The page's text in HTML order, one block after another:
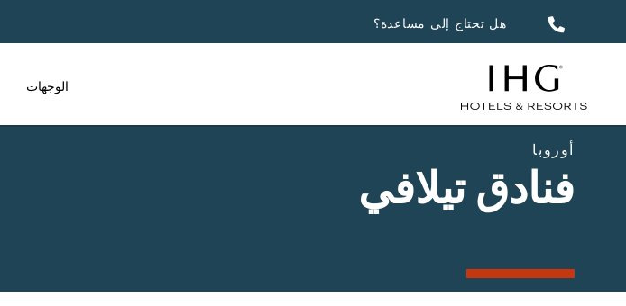
هل تحتاج إلى مساعدة؟
الوجهات
أوروبا
فنادق تيلافي